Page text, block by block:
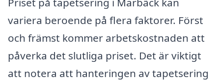
variera beroende på flera faktorer. Först
och främst kommer arbetskostnaden att
påverka det slutliga priset. Det är viktigt
att notera att hanteringen av tapetsering